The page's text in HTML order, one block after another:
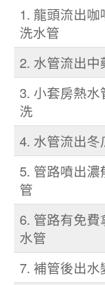
1. 龍頭流出
洗水管
2. 水管流出
3. 小套房熱
洗
4. 水管流出
5. 管路噴出
管
6. 管路有免
水管
7. 補管後出